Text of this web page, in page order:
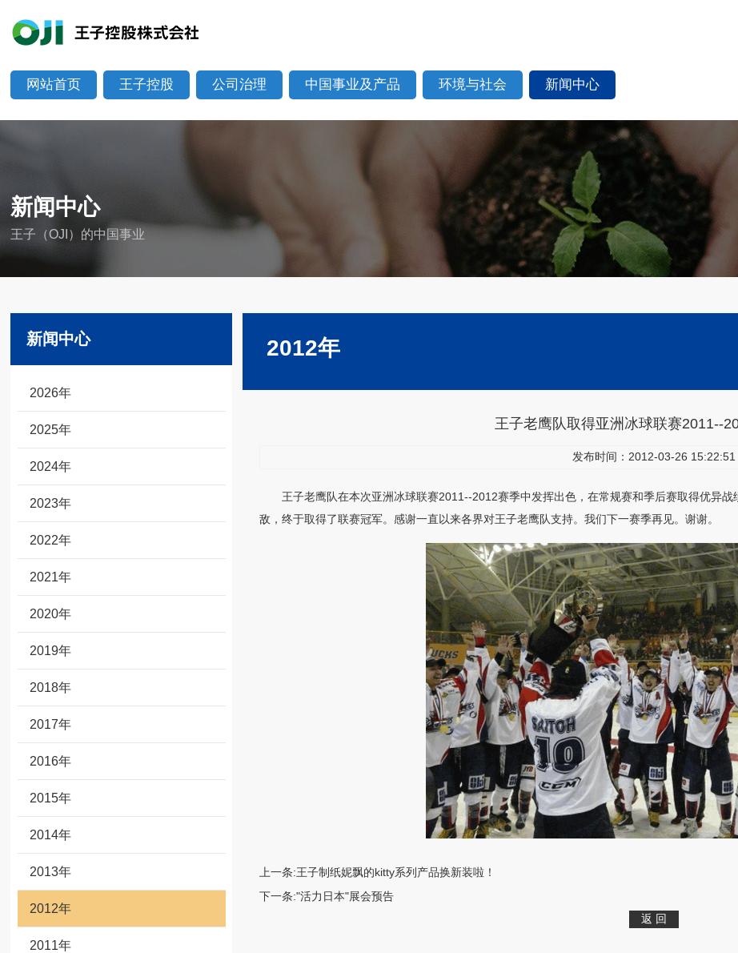
网站首页 王子控股 公司治理 中国事业及产品 环境与社会 新闻中心
新闻中心
王子（OJI）的中国事业
新闻中心
2026年
2025年
2024年
2023年
2022年
2021年
2020年
2019年
2018年
2017年
2016年
2015年
2014年
2013年
2012年
2011年
2012年
王子老鹰队取得亚洲冰球联赛2011--
发布时间：2012-03-26 15:22:51
王子老鹰队在本次亚洲冰球联赛2011--2012赛季中发挥出色，在常规赛和季后赛取得优异
敌，终于取得了联赛冠军。感谢一直以来各界对王子老鹰队支持。我们下一赛季再见。谢谢。
上一条:王子制纸妮飘的kitty系列产品换新装啦！
下一条:"活力日本"展会预告